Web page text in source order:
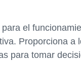
el
Proporciona a
para tomar